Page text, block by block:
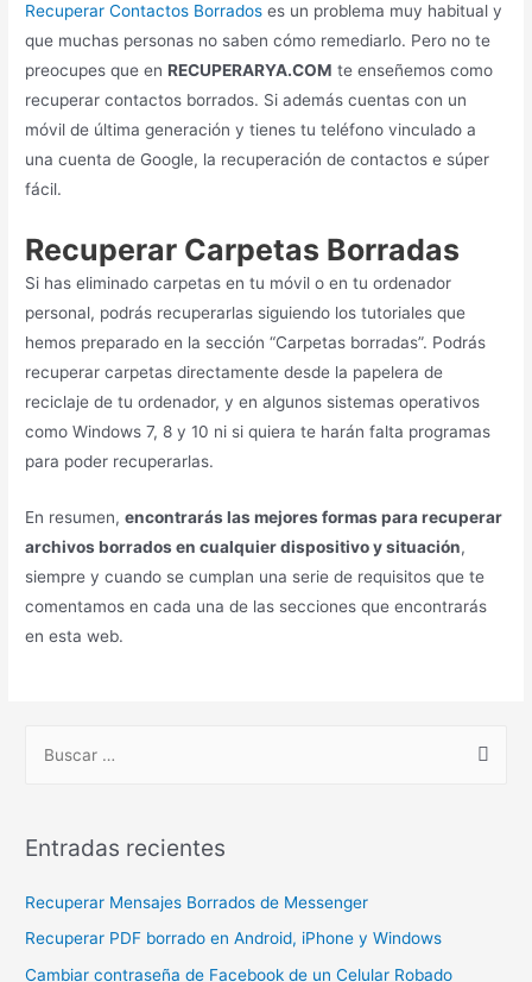
Recuperar Contactos Borrados es un problema muy habitual y
que muchas personas no saben cómo remediarlo. Pero no te
preocupes que enRECUPERARYA.COM te enseñemos como
recuperar contactos borrados. Si además cuentas con un
móvil de última generación y tienes tu teléfono vinculado a
una cuenta de Google, la recuperación de contactos e súper
fácil.
Recuperar Carpetas Borradas
Si has eliminado carpetas en tu móvil o en tu ordenador
personal, podrás recuperarlas siguiendo los tutoriales que
hemos preparado en la sección “Carpetas borradas”. Podrás
recuperar carpetas directamente desde la papelera de
reciclaje de tu ordenador, y en algunos sistemas operativos
como Windows 7, 8 y 10 ni si quiera te harán falta programas
para poder recuperarlas.
En resumen,encontrarás las mejores formas para recuperar
archivos borrados en cualquier dispositivo y situación,
siempre y cuando se cumplan una serie de requisitos que te
comentamos en cada una de las secciones que encontrarás
en esta web.
c
r
p
o
Entradas recientes
Recuperar Mensajes Borrados de Messenger
Recuperar PDF borrado en Android, iPhone y Windows
Cambiar contraseña de Facebook de un Celular Robado